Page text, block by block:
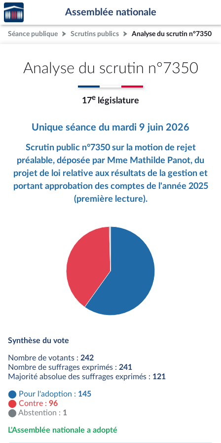
Aller au contenu
Aller en bas de la page
Accèder
à la
page
d'accueil
Assemblée nationale
Séance publique Scrutins publics Analyse du scrutin n°7350
Analyse du scrutin n°7350
17e législature
Unique séance du mardi 9 juin 2026
Scrutin public n°7350 sur la motion de rejet
préalable, déposée par Mme Mathilde Panot, du
projet de loi relative aux résultats de la gestion et
portant approbation des comptes de l'année 2025
(première lecture).
Synthèse du vote
Nombre de votants : 242
Nombre de suffrages exprimés : 241
Majorité absolue des suffrages exprimés : 121
Pour l'adoption : 145
Contre : 96
Abstention : 1
L'Assemblée nationale a adopté